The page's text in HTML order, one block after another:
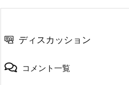
ディスカッション
コメント一覧